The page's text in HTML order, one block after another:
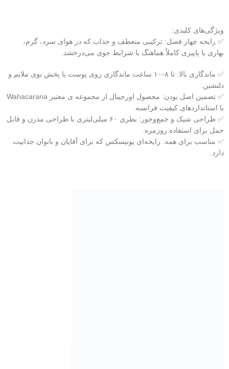
ویژگی‌های کلیدی:
✅ رایحه چهار فصل: ترکیبی منعطف و جذاب که در هوای سرد، گرم،
بهاری یا پاییزی کاملاً هماهنگ با شرایط جوی می‌درخشد.
✅ ماندگاری بالا: تا ۸-۱۰ ساعت ماندگاری روی پوست با پخش بوی ملایم و
دلنشین.
✅ تضمین اصل بودن: محصول اورجینال از مجموعه ی معتبر Wahacarana
با استانداردهای کیفیت فرانسه.
✅ طراحی شیک و جمع‌وجور: بطری ۶۰ میلی‌لیتری با طراحی مدرن و قابل
حمل برای استفاده روزمره.
✅ مناسب برای همه: رایحه‌ای یونیسکس که برای آقایان و بانوان جذابیت
دارد.